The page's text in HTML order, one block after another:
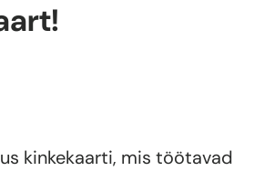
kinkekaarti, mis töötavad